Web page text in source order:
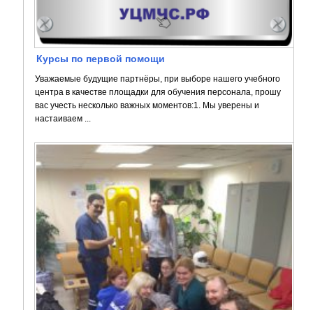
Курсы по первой помощи
Уважаемые будущие партнёры, при выборе нашего учебного
центра в качестве площадки для обучения персонала, прошу
вас учесть несколько важных моментов:1. Мы уверены и
настаиваем ...